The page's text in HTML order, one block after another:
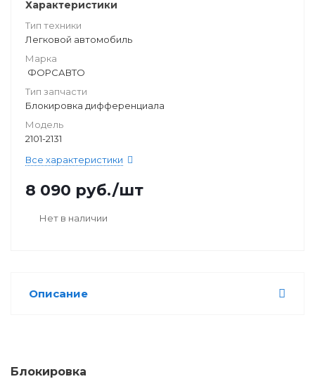
Характеристики
Тип техники
Легковой автомобиль
Марка
ФОРСАВТО
Тип запчасти
Блокировка дифференциала
Модель
2101-2131
Все характеристики
8 090 руб./шт
Нет в наличии
Описание
Блокировка